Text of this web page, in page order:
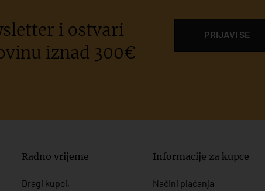
i ostvari
iznad 300€
PRIJAVI SE
Radno vrijeme
Dragi kupci,
Informacije za kupce
Načini plaćanja